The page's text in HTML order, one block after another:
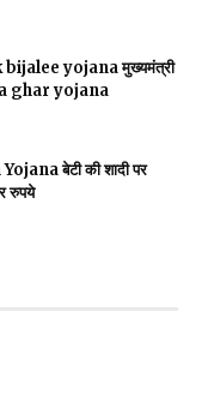
yojana मुख्यमंत्री
ghar yojana
बेटी की शादी पर
रुपये